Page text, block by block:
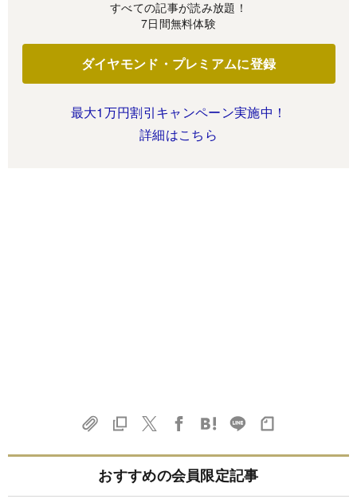
すべての記事が読み放題！
7日間無料体験
ダイヤモンド・プレミアムに登録
最大1万円割引キャンペーン実施中！
詳細はこちら
おすすめの会員限定記事